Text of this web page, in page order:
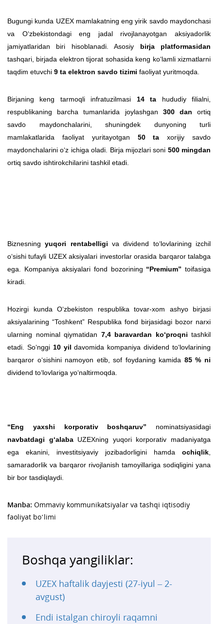
Bugungi kunda UZEX mamlakatning eng yirik savdo maydonchasi
va O‘zbekistondagi eng jadal rivojlanayotgan aksiyadorlik
jamiyatlaridan biri hisoblanadi. Asosiy birja platformasidan
tashqari, birjada elektron tijorat sohasida keng ko‘lamli xizmatlarni
taqdim etuvchi 9 ta elektron savdo tizimi faoliyat yuritmoqda.
Birjaning keng tarmoqli infratuzilmasi 14 ta hududiy filialni,
respublikaning barcha tumanlarida joylashgan 300 dan ortiq
savdo maydonchalarini, shuningdek dunyoning turli
mamlakatlarida faoliyat yuritayotgan 50 ta xorijiy savdo
maydonchalarini o‘z ichiga oladi. Birja mijozlari soni 500 mingdan
ortiq savdo ishtirokchilarini tashkil etadi.
Biznesningyuqori rentabelligi va dividend to‘lovlarining izchil
o‘sishi tufayli UZEX aksiyalari investorlar orasida barqaror talabga
ega. Kompaniya aksiyalari fond bozorining “Premium”toifasiga
kiradi.
Hozirgi kunda O‘zbekiston respublika tovar-xom ashyo birjasi
aksiyalarining “Toshkent” Respublika fond birjasidagi bozor narxi
ularning nominal qiymatidan 7,4 baravardan ko‘proqni tashkil
etadi. So‘nggi 10 yil davomida kompaniya dividend to‘lovlarining
barqaror o‘sishini namoyon etib, sof foydaning kamida 85 % ni
dividend to‘lovlariga yo‘naltirmoqda.
“Eng yaxshi korporativ boshqaruv” nominatsiyasidagi
navbatdagi g‘alabaUZEXning yuqori korporativ madaniyatga
ega ekanini, investitsiyaviy jozibadorligini hamda ochiqlik,
samaradorlik va barqaror rivojlanish tamoyillariga sodiqligini yana
bir bor tasdiqlaydi.
Manba: Ommaviy kommunikatsiyalar va tashqi iqtisodiy
faoliyat bo‘limi
Boshqa yangiliklar:
UZEX haftalik dayjesti (27-iyul – 2-
avgust)
Endi istalgan chiroyli raqamni